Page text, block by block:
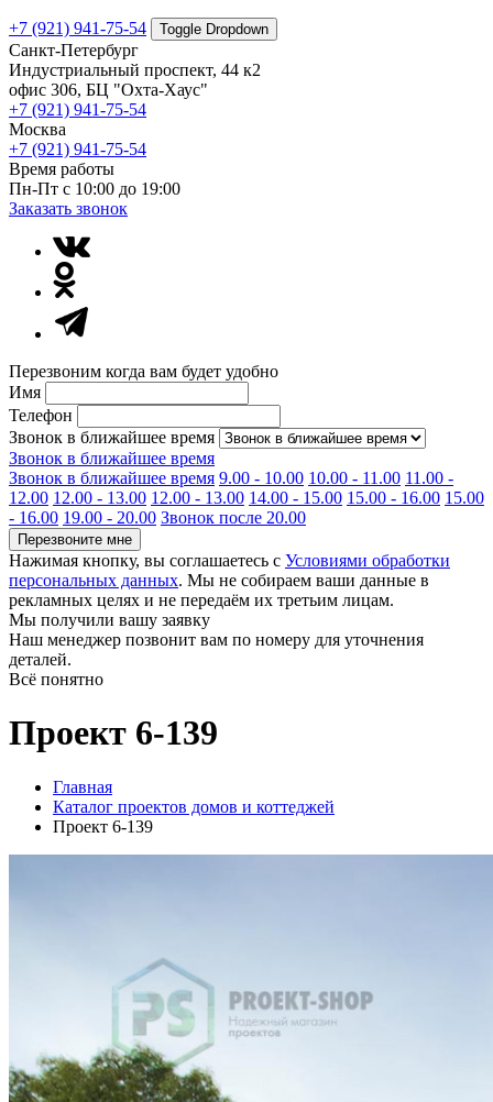
+7 (921) 941-75-54 Toggle Dropdown
Санкт-Петербург
Индустриальный проспект, 44 к2
офис 306, БЦ "Охта-Хаус"
+7 (921) 941-75-54
Москва
+7 (921) 941-75-54
Время работы
Пн-Пт с 10:00 до 19:00
Заказать звонок
Перезвоним когда вам будет удобно
Имя
Телефон
Звонок в ближайшее время
Звонок в ближайшее время
Звонок в ближайшее время 9.00 - 10.00 10.00 - 11.00 11.00 -
12.00 12.00 - 13.00 12.00 - 13.00 14.00 - 15.00 15.00 - 16.00 15.00
- 16.00 19.00 - 20.00 Звонок после 20.00
Перезвоните мне
Нажимая кнопку, вы соглашаетесь с Условиями обработки
персональных данных. Мы не собираем ваши данные в
рекламных целях и не передаём их третьим лицам.
Мы получили вашу заявку
Наш менеджер позвонит вам по номеру для уточнения
деталей.
Всё понятно
Проект 6-139
Главная
Каталог проектов домов и коттеджей
Проект 6-139